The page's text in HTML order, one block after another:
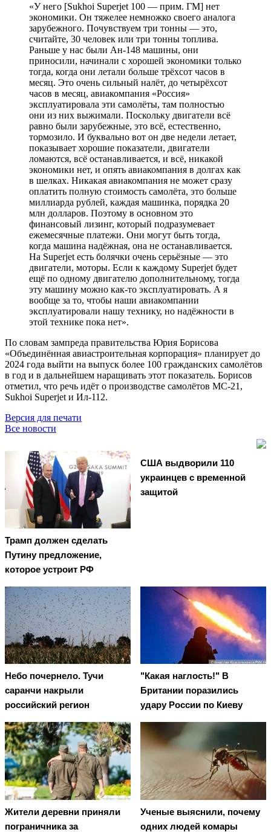
«У него [Sukhoi Superjet 100 — прим. ГМ] нет
экономики. Он тяжелее немножко своего аналога
зарубежного. Почувствуем три тонны — это,
считайте, 30 человек или три тонны топлива.
Раньше у нас были Ан-148 машины, они
приносили, начинали с хорошей экономики только
тогда, когда они летали больше трёхсот часов в
месяц. Это очень сильный налёт, до четырёхсот
часов в месяц, авиакомпания «Россия»
эксплуатировала эти самолёты, там полностью
они из них выжимали. Поскольку двигатели всё
равно были зарубежные, это всё, естественно,
тормозило. И буквально вот он две недели летает,
показывает хорошие показатели, двигатели
ломаются, всё останавливается, и всё, никакой
экономики нет, и опять авиакомпания в долгах как
в шелках. Никакая авиакомпания не может сразу
оплатить полную стоимость самолёта, это больше
миллиарда рублей, каждая машинка, порядка 20
млн долларов. Поэтому в основном это
финансовый лизинг, который подразумевает
ежемесячные платежи. Они могут быть тогда,
когда машина надёжная, она не останавливается.
На Superjet есть болячки очень серьёзные — это
двигатели, моторы. Если к каждому Superjet будет
ещё по одному двигателю дополнительному, тогда
эту машину можно как-то эксплуатировать. А я
вообще за то, чтобы наши авиакомпании
эксплуатировали нашу технику, но надёжности в
этой технике пока нет».
По словам зампреда правительства Юрия Борисова
«Объединённая авиастроительная корпорация» планирует до
2024 года выйти на выпуск более 100 гражданских самолётов
в год и в дальнейшем наращивать этот показатель. Борисов
отметил, что речь идёт о производстве самолётов МС-21,
Sukhoi Superjet и Ил-112.
Версия для печати
Все новости
Трамп должен сделать
Путину предложение,
которое устроит РФ
США выдворили 110
украинцев с временной
защитой
Небо почернело. Тучи
саранчи накрыли
российский регион
"Какая наглость!" В
Британии поразились
удару России по Киеву
Жители деревни приняли
пограничника за
Ученые выяснили, почему
одних людей комары